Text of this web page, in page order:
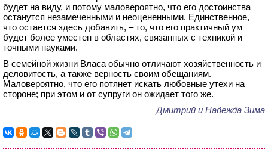
будет на виду, и потому маловероятно, что его достоинства
останутся незамеченными и неоцененными. Единственное,
что остается здесь добавить, – то, что его практичный ум
будет более уместен в областях, связанных с техникой и
точными науками.
В семейной жизни Власа обычно отличают хозяйственность и
деловитость, а также верность своим обещаниям.
Маловероятно, что его потянет искать любовные утехи на
стороне; при этом и от супруги он ожидает того же.
Дмитрий и Надежда Зима